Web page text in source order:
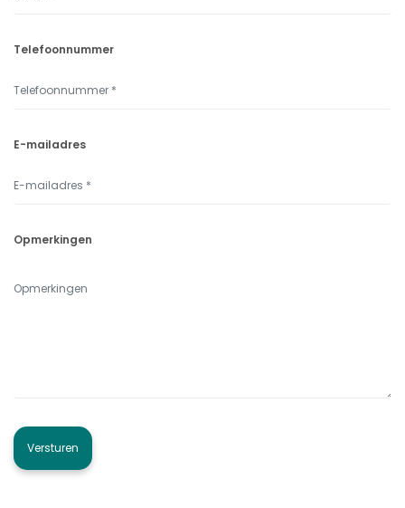
Telefoonnummer
E-mailadres
Opmerkingen